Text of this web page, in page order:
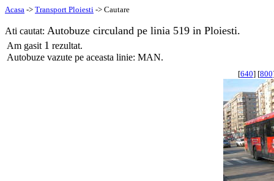
Acasa -> Transport Ploiesti -> Cautare
Ati cautat: Autobuze circuland pe linia 519 in Ploiesti.
Am gasit 1 rezultat.
Autobuze vazute pe aceasta linie: MAN.
[640] [800